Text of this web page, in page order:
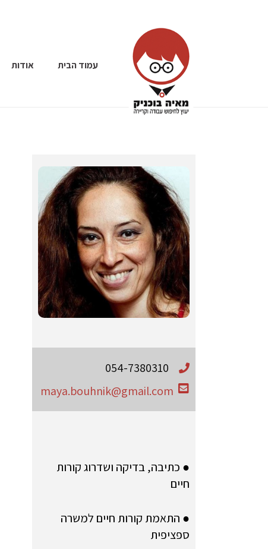
עמוד הבית אודות
054-7380310
maya.bouhnik@gmail.com
● כתיבה, בדיקה ושדרוג קורות
חיים
● התאמת קורות חיים למשרה
ספציפית